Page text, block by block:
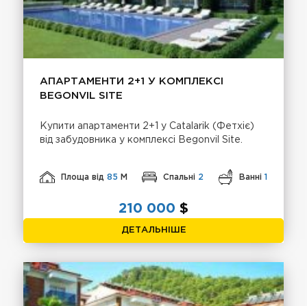
АПАРТАМЕНТИ 2+1 У КОМПЛЕКСІ
BEGONVIL SITE
Купити апартаменти 2+1 у Catalarik (Фетхіє)
від забудовника у комплексі Begonvil Site.
Площа від85 М Спальні 2 Ванні 1
210 000 $
ДЕТАЛЬНІШЕ